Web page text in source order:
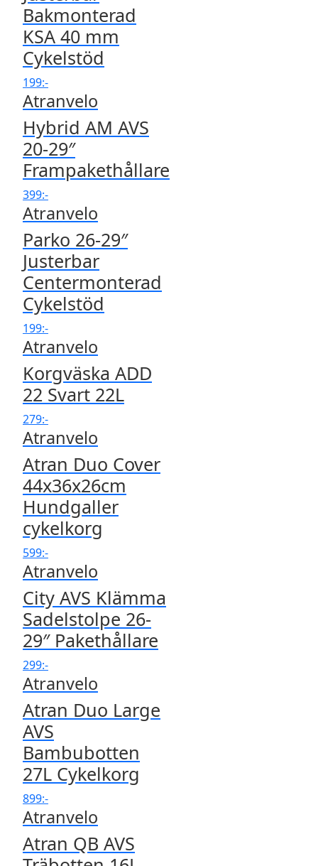
Bakmonterad
KSA 40 mm
Cykelstöd
199:-
Atranvelo
Hybrid AM AVS
20-29″
Frampakethållare
399:-
Atranvelo
Parko 26-29″
Justerbar
Centermonterad
Cykelstöd
199:-
Atranvelo
Korgväska ADD
22 Svart 22L
279:-
Atranvelo
Atran Duo Cover
44x36x26cm
Hundgaller
cykelkorg
599:-
Atranvelo
City AVS Klämma
Sadelstolpe 26-
29″ Pakethållare
299:-
Atranvelo
Atran Duo Large
AVS
Bambubotten
27L Cykelkorg
899:-
Atranvelo
Atran QB AVS